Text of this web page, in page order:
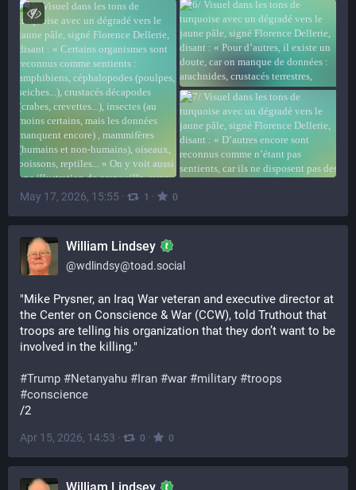
May 17, 2026, 15:55 · 1 · 0
William Lindsey
@wdlindsy@toad.social
"Mike Prysner, an Iraq War veteran and executive director at
the Center on Conscience & War (CCW), told Truthout that
troops are telling his organization that they don’t want to be
involved in the killing."
#Trump #Netanyahu #Iran #war #military #troops
#conscience
/2
Apr 15, 2026, 14:53 · 0 · 0